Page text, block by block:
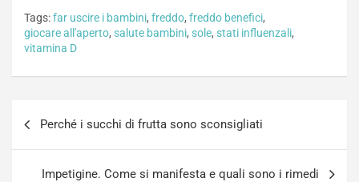
Tags:far uscire i bambini, freddo, freddo benefici,
giocare all'aperto, salute bambini, sole, stati influenzali,
vitamina D
Perché i succhi di frutta sono sconsigliati
Impetigine. Come si manifesta e quali sono i rimedi